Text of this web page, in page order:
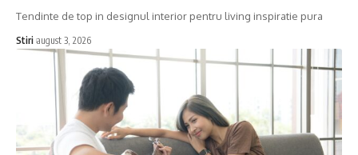
Tendinte de top in designul interior pentru living inspiratie pura
Stiri august 3, 2026